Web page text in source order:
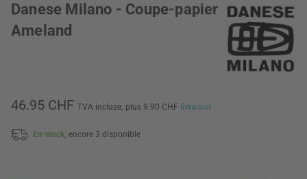
Danese Milano - Coupe-papier
Ameland
46.95 CHF TVA incluse, plus 9.90 CHF livraison
En stock, encore 3 disponible